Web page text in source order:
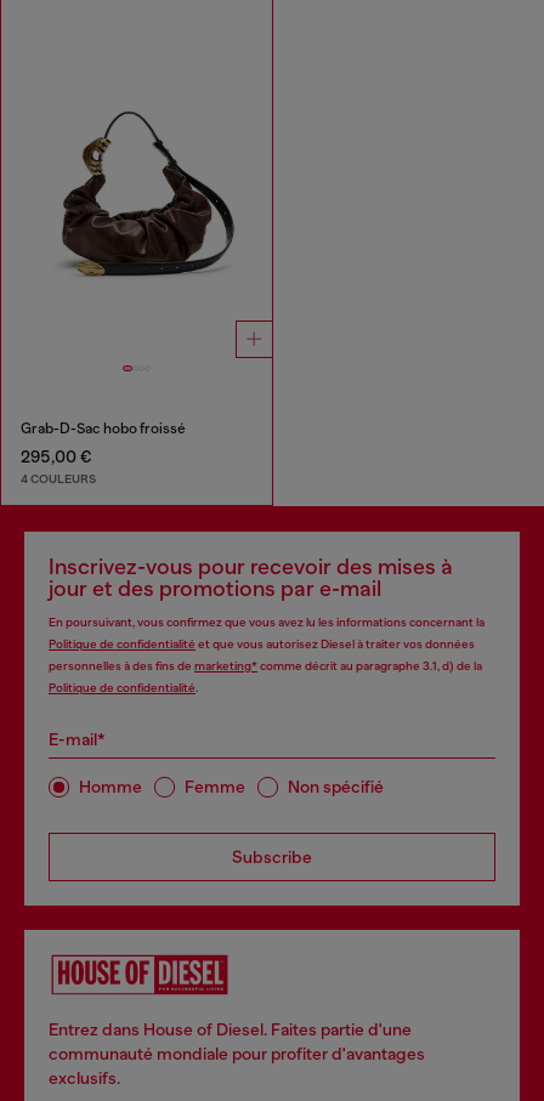
Grab-D-Sac hobo froissé
295,00 €
4 COULEURS
Inscrivez-vous pour recevoir des mises à
jour et des promotions par e-mail
En poursuivant, vous confirmez que vous avez lu les informations concernant la
Politique de confidentialité et que vous autorisez Diesel à traiter vos données
personnelles à des fins de marketing*comme décrit au paragraphe 3.1, d) de la
Politique de confidentialité
E-mail*
Homme Femme Non spécifié
Subscribe
Entrez dans House of Diesel. Faites partie d'une
communauté mondiale pour profiter d'avantages
exclusifs.